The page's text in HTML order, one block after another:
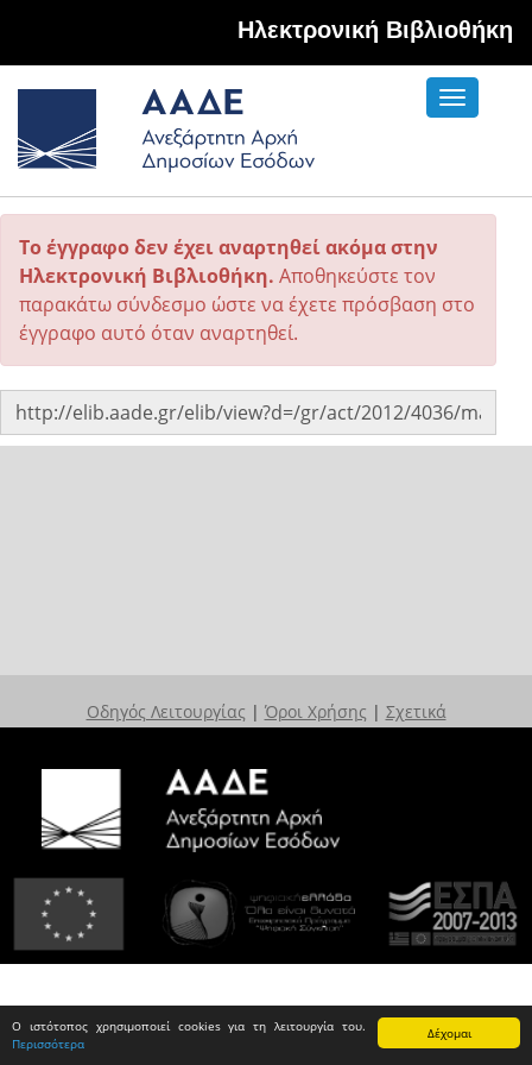
Δέχομαι
Ο ιστότοπος χρησιμοποιεί cookies για τη λειτουργία του.
Περισσότερα
Hλεκτρονική Βιβλιοθήκη
Toggle
Το έγγραφο δεν έχει αναρτηθεί ακόμα στην
Ηλεκτρονική Βιβλιοθήκη. Αποθηκεύστε τον
παρακάτω σύνδεσμο ώστε να έχετε πρόσβαση στο
έγγραφο αυτό όταν αναρτηθεί.
Οδηγός Λειτουργίας | Όροι Χρήσης | Σχετικά